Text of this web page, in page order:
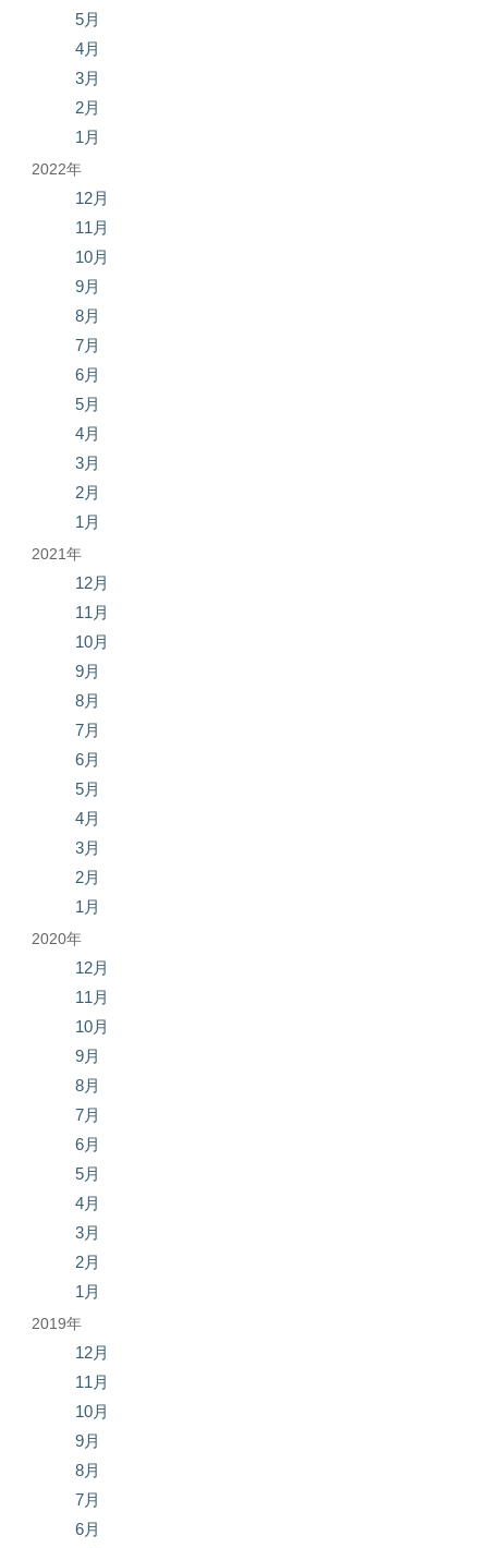
5月
4月
3月
2月
1月
2022年
12月
11月
10月
9月
8月
7月
6月
5月
4月
3月
2月
1月
2021年
12月
11月
10月
9月
8月
7月
6月
5月
4月
3月
2月
1月
2020年
12月
11月
10月
9月
8月
7月
6月
5月
4月
3月
2月
1月
2019年
12月
11月
10月
9月
8月
7月
6月